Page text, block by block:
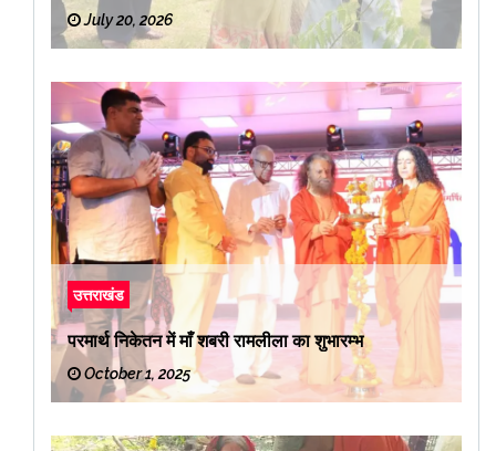
July 20, 2026
उत्तराखंड
परमार्थ निकेतन में माँ शबरी रामलीला का शुभारम्भ
October 1, 2025